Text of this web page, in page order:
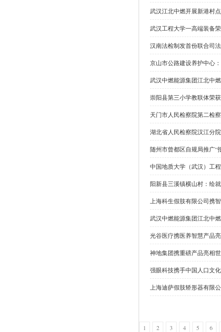
武汉江北中燃开展新港村
武汉工程大学一高端装备
汉南法检制发首份联合司
京山市公路建设养护中心
武汉中燃能源集团江北中
崇阳县第三小学教联体荣
天门市人民检察院第二检
湖北省人民检察院汉江分
随州市曾都区自规局推广“
中国地质大学（武汉）工
阳新县三溪镇横山村：绘
上海科生假肢有限公司携
武汉中燃能源集团江北中
光谷医疗携医养智慧产品
神地集团携重磅产品亮相
强眼科技携手中国人口文
上海迪萨假肢矫形器有限
1 2 3 4 5 6